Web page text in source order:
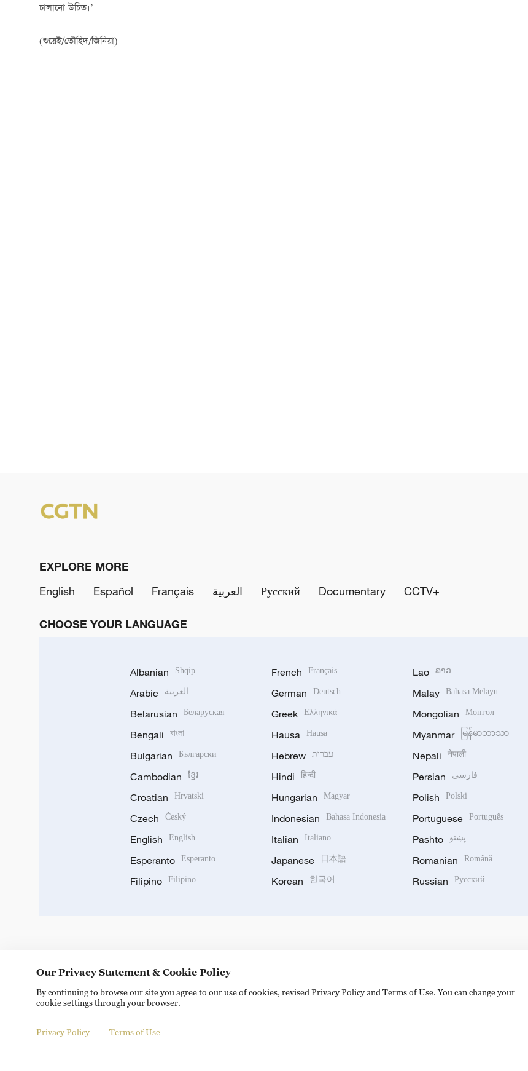
চালানো উচিত।’
(শুয়েই/তৌহিদ/জিনিয়া)
EXPLORE MORE
English
Español Français العربية Русский Documentary CCTV+
CHOOSE YOUR LANGUAGE
Albanian Shqip
Arabic العربية
Belarusian Беларуская
Bengali বাংলা
Bulgarian Български
Cambodian ខ្មែរ
Croatian Hrvatski
Czech Český
English English
Esperanto Esperanto
Filipino Filipino
French Français
German Deutsch
Greek Ελληνικά
Hausa Hausa
Hebrew עברית
Hindi हिन्दी
Hungarian Magyar
Indonesian Bahasa Indonesia
Italian Italiano
Japanese 日本語
Korean 한국어
Lao ລາວ
Malay Bahasa Melayu
Mongolian Монгол
Myanmar မြန်မာဘာသာ
Nepali नेपाली
Persian فارسی
Polish Polski
Portuguese Português
Pashto پښتو
Romanian Română
Russian Русский
© China Radio International.CRI. All Rights Reserved. 16A Shijingshan Road, Beijing, China. 100040
Our Privacy Statement & Cookie Policy
By continuing to browse our site you agree to our use of cookies, revised Privacy Policy and Terms of Use. You can change your
cookie settings through your browser.
Privacy Policy Terms of Use